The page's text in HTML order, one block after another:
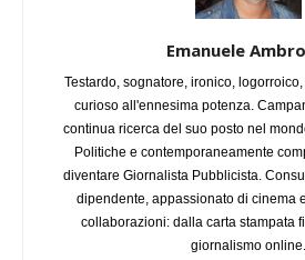
Emanuele
Testardo, sognatore, ironico,
curioso all'ennesima potenza.
continua ricerca del suo posto nel
Politiche e contemporaneamente
diventare Giornalista Pubblicista.
dipendente, appassionato di cinema
collaborazioni: dalla carta stampata
giornalismo online.